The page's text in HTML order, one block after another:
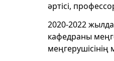
әртісі,
2020-2022
кафедраны